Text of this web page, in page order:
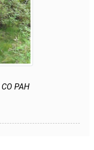
СО РАН